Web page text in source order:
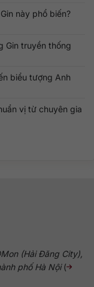
này phổ biến?
Gin truyền thống
biểu tượng Anh
vị từ chuyên gia
(Hải Đăng City),
phố Hà Nội(